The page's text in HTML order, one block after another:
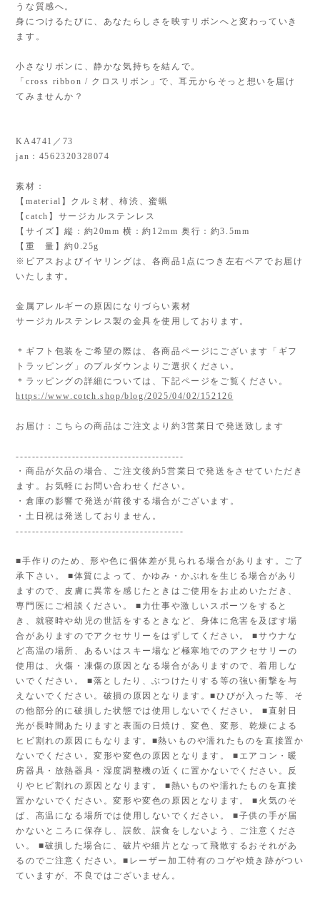
うな質感へ。
身につけるたびに、あなたらしさを映すリボンへと変わっていき
ます。
小さなリボンに、静かな気持ちを結んで。
「cross ribbon / クロスリボン」で、耳元からそっと想いを届け
てみませんか？
KA4741／73
jan：4562320328074
素材：
【material】クルミ材、柿渋、蜜蝋
【catch】サージカルステンレス
【サイズ】縦：約20mm 横：約12mm 奥行：約3.5mm
【重 量】約0.25g
※ピアスおよびイヤリングは、各商品1点につき左右ペアでお届け
いたします。
金属アレルギーの原因になりづらい素材
サージカルステンレス製の金具を使用しております。
＊ギフト包装をご希望の際は、各商品ページにございます「ギフ
トラッピング」のプルダウンよりご選択ください。
＊ラッピングの詳細については、下記ページをご覧ください。
https://www.cotch.shop/blog/2025/04/02/152126
お届け：こちらの商品はご注文より約3営業日で発送致します
------------------------------------------
・商品が欠品の場合、ご注文後約5営業日で発送をさせていただき
ます。お気軽にお問い合わせください。
・倉庫の影響で発送が前後する場合がございます。
・土日祝は発送しておりません。
------------------------------------------
■手作りのため、形や色に個体差が見られる場合があります。ご了
承下さい。 ■体質によって、かゆみ・かぶれを生じる場合があり
ますので、皮膚に異常を感じたときはご使用をお止めいただき、
専門医にご相談ください。 ■力仕事や激しいスポーツをすると
き、就寝時や幼児の世話をするときなど、身体に危害を及ぼす場
合がありますのでアクセサリーをはずしてください。 ■サウナな
ど高温の場所、あるいはスキー場など極寒地でのアクセサリーの
使用は、火傷・凍傷の原因となる場合がありますので、着用しな
いでください。 ■落としたり、ぶつけたりする等の強い衝撃を与
えないでください。破損の原因となります。■ひびが入った等、そ
の他部分的に破損した状態では使用しないでください。 ■直射日
光が長時間あたりますと表面の日焼け、変色、変形、乾燥による
ヒビ割れの原因にもなります。■熱いものや濡れたものを直接置か
ないでください。変形や変色の原因となります。 ■エアコン・暖
房器具・放熱器具・湿度調整機の近くに置かないでください。反
りやヒビ割れの原因となります。 ■熱いものや濡れたものを直接
置かないでください。変形や変色の原因となります。 ■火気のそ
ば、高温になる場所では使用しないでください。 ■子供の手が届
かないところに保存し、誤飲、誤食をしないよう、ご注意くださ
い。 ■破損した場合に、破片や細片となって飛散するおそれがあ
るのでご注意ください。■レーザー加工特有のコゲや焼き跡がつい
ていますが、不良ではございません。